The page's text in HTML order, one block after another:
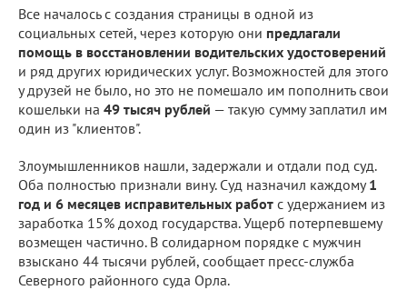
Все началось с создания страницы в одной из
социальных сетей, через которую они предлагали
помощь в восстановлении водительских удостоверений
и ряд других юридических услуг. Возможностей для этого
у друзей не было, но это не помешало им пополнить свои
кошельки на 49 тысяч рублей — такую сумму заплатил им
один из "клиентов".
Злоумышленников нашли, задержали и отдали под суд.
Оба полностью признали вину. Суд назначил каждому1
год и 6 месяцев исправительных работ с удержанием из
заработка 15% доход государства. Ущерб потерпевшему
возмещен частично. В солидарном порядке с мужчин
взыскано 44 тысячи рублей, сообщает пресс-служба
Северного районного суда Орла.